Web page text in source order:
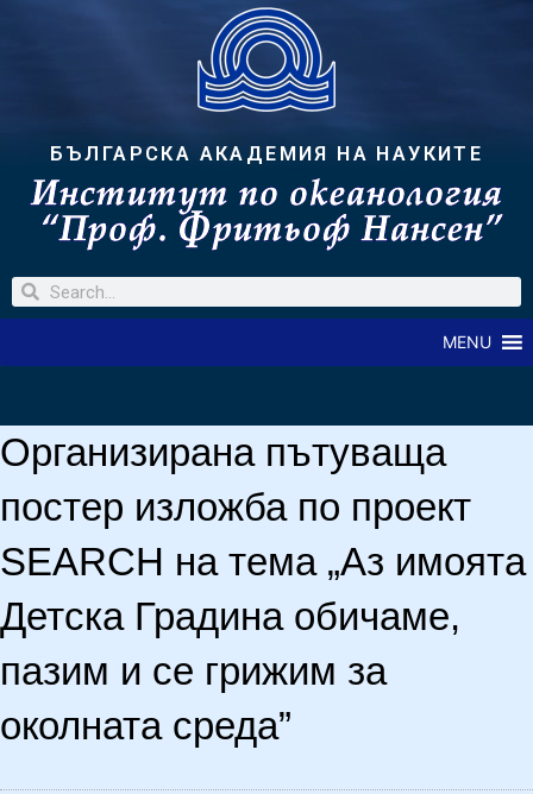
БЪЛГАРСКА АКАДЕМИЯ НА НАУКИТЕ
MENU
Организирана пътуваща
постер изложба по проект
SEARCH на тема „Аз имоята
Детска Градина обичаме,
пазим и се грижим за
околната среда”